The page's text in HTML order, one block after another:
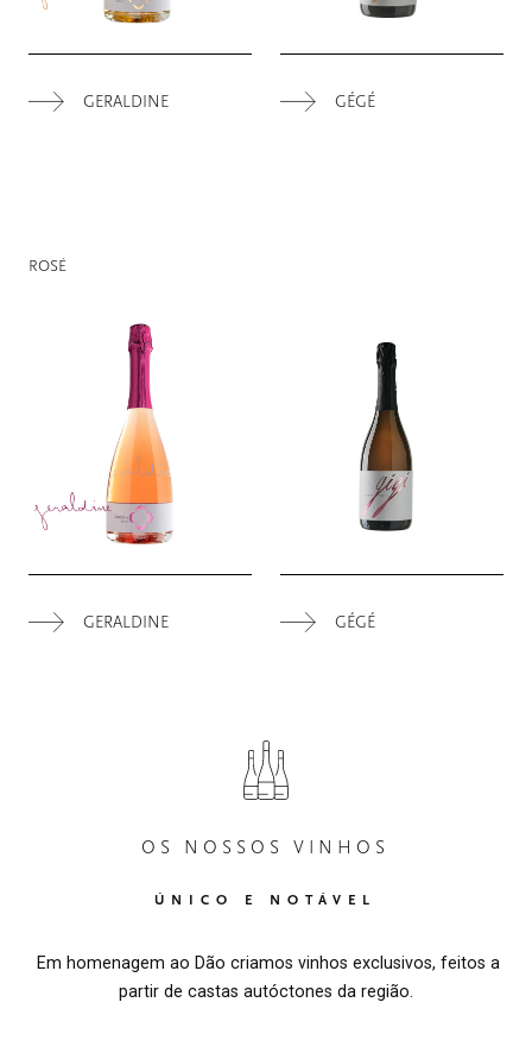
GERALDINE GÉGÉ
ROSÉ
GERALDINE GÉGÉ
OS NOSSOS VINHOS
ÚNICO E NOTÁVEL
Em homenagem ao Dão criamos vinhos exclusivos, feitos a
partir de castas autóctones da região.